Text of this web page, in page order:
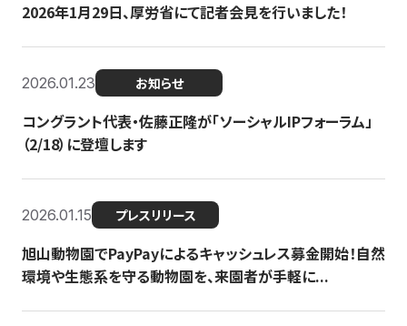
2026年1月29日、厚労省にて記者会見を行いました！
2026.01.23 お知らせ
コングラント代表・佐藤正隆が「ソーシャルIPフォーラム」
（2/18）に登壇します
2026.01.15 プレスリリース
旭山動物園でPayPayによるキャッシュレス募金開始！自然
環境や生態系を守る動物園を、来園者が手軽に...